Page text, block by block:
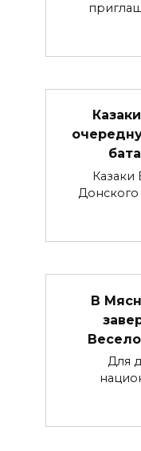
Казаки
В
Для